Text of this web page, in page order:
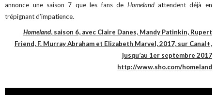
annonce une saison 7 que les fans de Homelandattendent déjà en
trépignant d’impatience.
Homeland, saison 6, avec Claire Danes, Mandy Patinkin, Rupert
Friend, F. Murray Abraham et Elizabeth Marvel, 2017, sur Canal+,
jusqu’au 1er septembre 2017
http://www.sho.com/homeland